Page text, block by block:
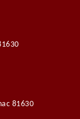
81630